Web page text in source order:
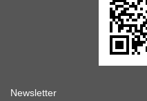
Newsletter